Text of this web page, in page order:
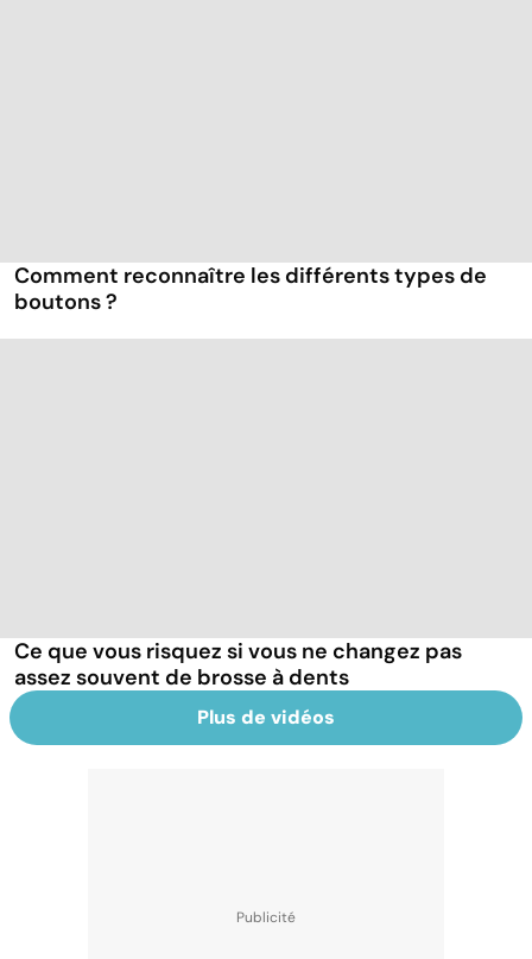
Comment reconnaître les différents types de
boutons ?
Ce que vous risquez si vous ne changez pas
assez souvent de brosse à dents
Plus de vidéos